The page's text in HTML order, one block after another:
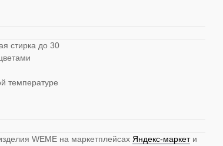
стирка до 30
температуре
WEME на маркетплейсах Яндекс-маркети